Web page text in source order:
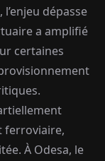
dépasse
a amplifié
certaines
ferroviaire,
À Odesa, le